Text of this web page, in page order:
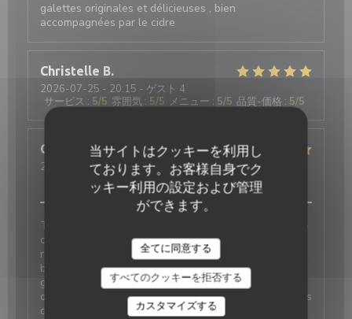
当サイトはクッキーを利用し
ております。お客様自身でク
ッキー利用の設定および管理
ができます。
全てに同意する
すべてのクッキーを拒否する
カスタマイズする
galettes originales et délicieuses , bien
accompagnées par le cidre
Christelle B
2026-07-25 - 20:15 - ゲスト 4
サービス : 5/5 雰囲気 : 5/5 メニュー : 5/5 品質-価格 : 5/5
Guillaume D
2026-08-04- 12:45 - ゲスト 5
4/5 雰囲気:5/5 メニュー:5/5 品質-価格
Très bonne découverte pour un repas en famille. Une
crêperie de gamme supérieure aux autres offres de
restauration de la région. Une carte qui révèle
beaucoup de créativité, et une cave à cidres d’une
grande diversité. Les jus et softs sont délicieux et
originaux. Nous reviendrons pour tester D’autres plats
de la carte.